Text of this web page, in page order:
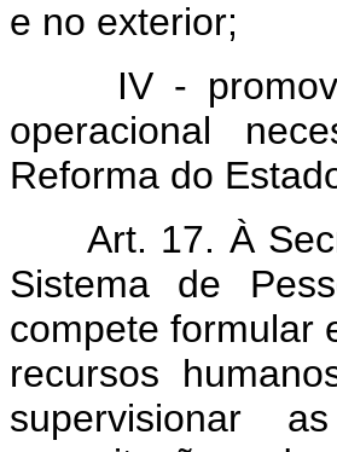
e no exterior;
IV -
operacional
Reforma do
Art. 17. À
Sistema de
compete formular
recursos
supervisionar